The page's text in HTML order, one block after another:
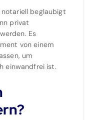
beglaubigt
privat
Es
von einem
um
einwandfrei ist.